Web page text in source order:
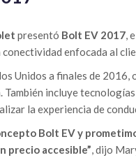
presentó Bolt EV 2017,
enfocada al
Unidos a finales de 2016,
También incluye
la experiencia de
Bolt EV y
precio accesible”, dijo